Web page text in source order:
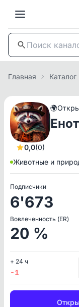
Главная Каталог
0,0(0)
🌍
Животные и
Подписчики
6'673
Вовлеченность (ER)
20 %
+ 24 ч
-1